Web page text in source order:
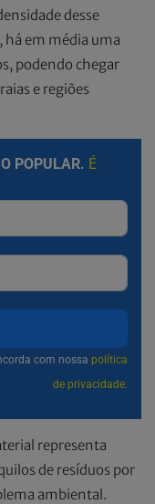
desse
há em média uma
podendo chegar
e regiões
POPULAR. É
com nossa política
de privacidade.
representa
de resíduos por
ambiental.